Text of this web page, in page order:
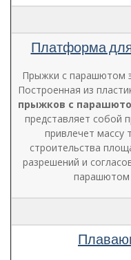
Платформа
Прыжки с парашютом
Построенная из
прыжков с
представляет собой
привлечет массу
строительства
разрешений и
парашютом